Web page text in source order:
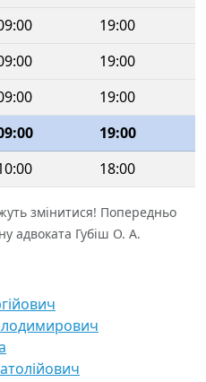
19:00
19:00
19:00
19:00
18:00
змінитися! Попередньо
адвоката Губіш О. А.